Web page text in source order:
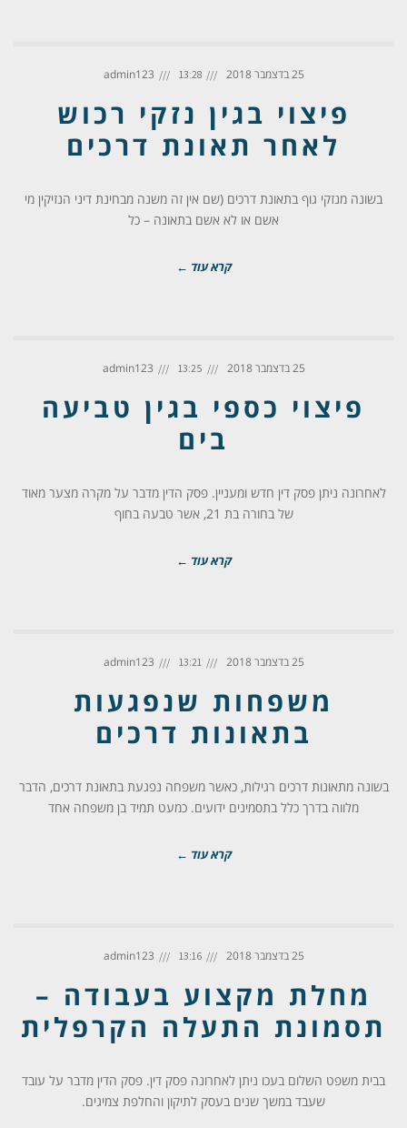
25 בדצמבר 2018 13:28
admin123
פיצוי בגין נזקי רכוש
לאחר תאונת דרכים
בשונה מנזקי גוף בתאונת דרכים (שם אין זה משנה מבחינת דיני הנזיקין מי
אשם או לא אשם בתאונה – כל
קרא עוד ←
25 בדצמבר 2018 13:25
admin123
פיצוי כספי בגין טביעה
בים
לאחרונה ניתן פסק דין חדש ומעניין. פסק הדין מדבר על מקרה מצער מאוד
של בחורה בת 21, אשר טבעה בחוף
קרא עוד ←
25 בדצמבר 2018 13:21
admin123
משפחות שנפגעות
בתאונות דרכים
בשונה מתאונות דרכים רגילות, כאשר משפחה נפגעת בתאונת דרכים, הדבר
מלווה בדרך כלל בתסמינים ידועים. כמעט תמיד בן משפחה אחד
קרא עוד ←
25 בדצמבר 2018 13:16
admin123
מחלת מקצוע בעבודה –
תסמונת התעלה הקרפלית
בבית משפט השלום בעכו ניתן לאחרונה פסק דין. פסק הדין מדבר על עובד
שעבד במשך שנים בעסק לתיקון והחלפת צמיגים.